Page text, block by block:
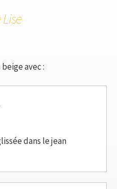
avec :
dans le jean